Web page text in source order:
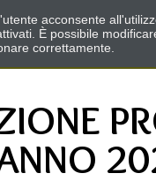
acconsente
È possibile
correttamente.